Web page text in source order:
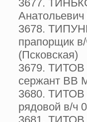
3677.
3678.
прапорщик
(Псковская)
3679. ТИТОВ
сержант ВВ
3680. ТИТОВ
рядовой в/ч